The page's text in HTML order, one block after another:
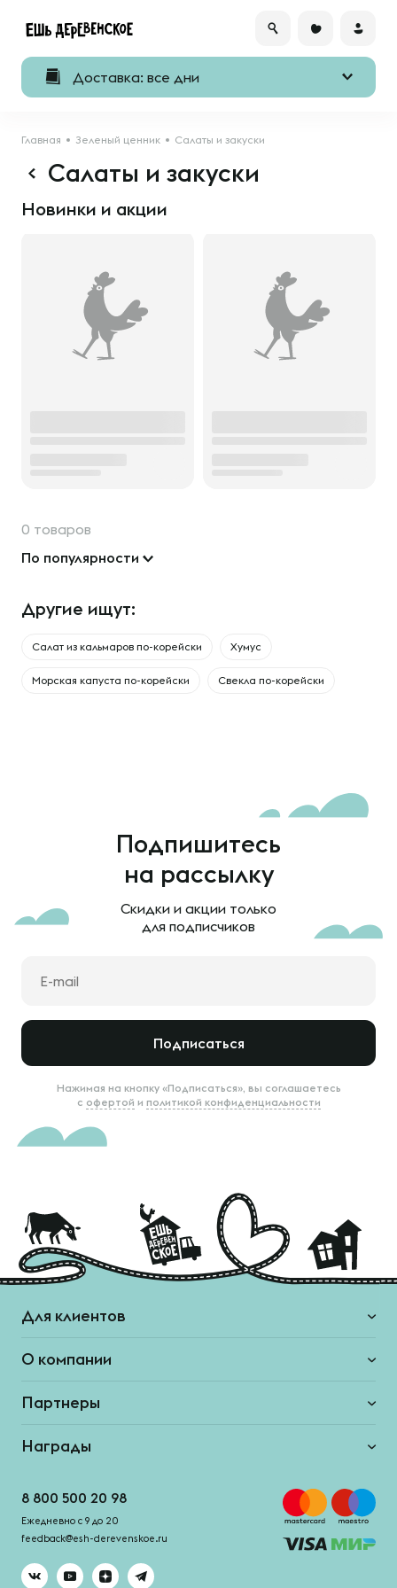
Доставка: все дни
Главная Зеленый ценник Салаты и закуски
Салаты и закуски
Новинки и акции
0 товаров
По популярности
Другие ищут:
Салат из кальмаров по-корейски Хумус
Морская капуста по-корейски Свекла по-корейски
Подпишитесь
на рассылку
Скидки и акции только
для подписчиков
Подписаться
Нажимая на кнопку «Подписаться», вы соглашаетесь
с офертой и политикой конфиденциальности
Для клиентов
О компании
Партнеры
Награды
8 800 500 20 98
Ежедневно с 9 до 20
feedback@esh-derevenskoe.ru